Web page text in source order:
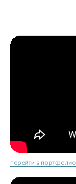
перейти в портфолио